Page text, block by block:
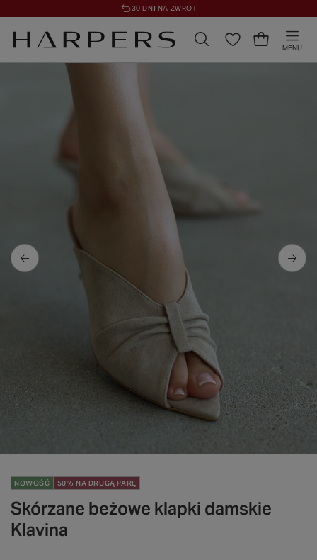
30 DNI NA ZWROT
MENU
NOWOŚĆ 50% NA DRUGĄ PARĘ
Skórzane beżowe klapki damskie
Klavina